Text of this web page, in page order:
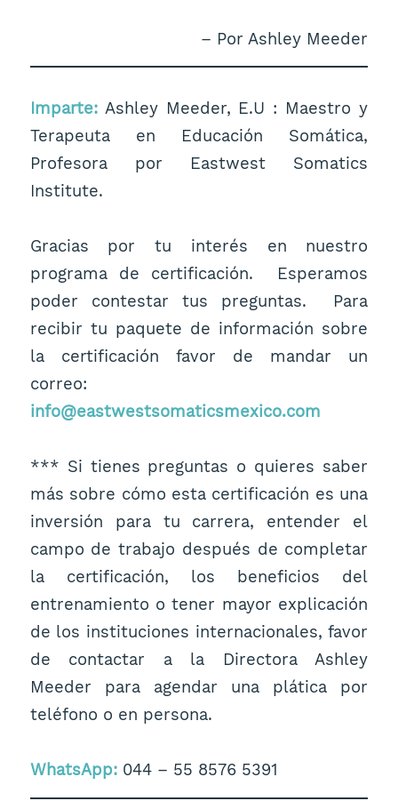
– Por Ashley Meeder
Imparte:Ashley Meeder, E.U : Maestro y
Terapeuta en Educación Somática,
Profesora por Eastwest Somatics
Institute.
Gracias por tu interés en nuestro
programa de certificación. Esperamos
poder contestar tus preguntas. Para
recibir tu paquete de información sobre
la certificación favor de mandar un
correo:
info@eastwestsomaticsmexico.com
*** Si tienes preguntas o quieres saber
más sobre cómo esta certificación es una
inversión para tu carrera, entender el
campo de trabajo después de completar
la certificación, los beneficios del
entrenamiento o tener mayor explicación
de los instituciones internacionales, favor
de contactar a la Directora Ashley
Meeder para agendar una plática por
teléfono o en persona.
WhatsApp:044 – 55 8576 5391